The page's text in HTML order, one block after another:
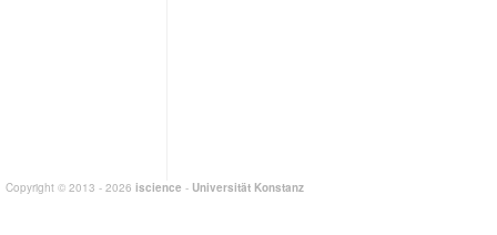
Copyright © 2013 - 2026 iscience - Universität Konstanz